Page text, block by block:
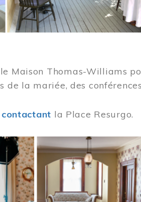
Maison Thomas-Williams
de la mariée, des
contactant la Place Resurgo.